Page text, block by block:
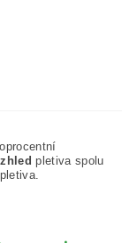
pletiva spolu